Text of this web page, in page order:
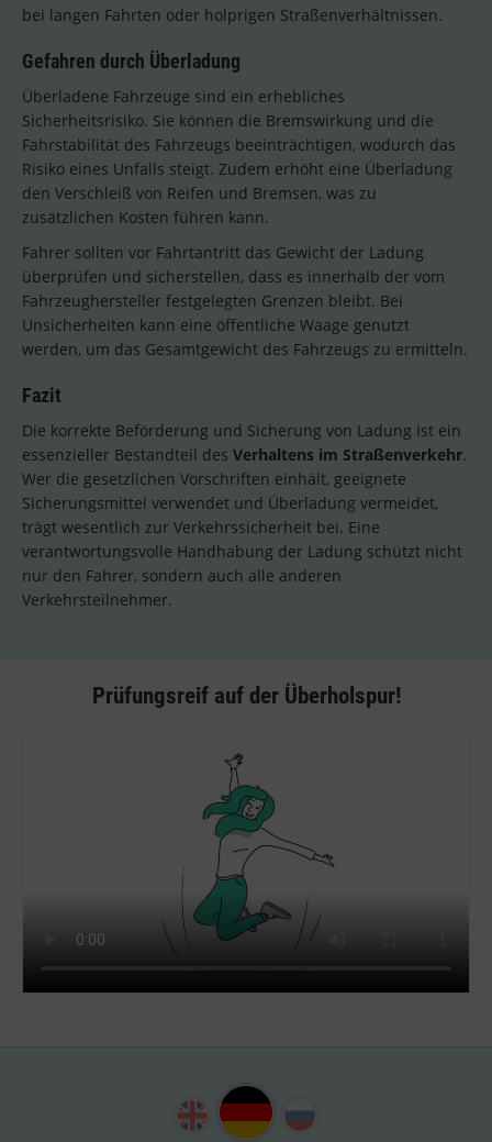
bei langen Fahrten oder holprigen Straßenverhältnissen.
Gefahren durch Überladung
Überladene Fahrzeuge sind ein erhebliches
Sicherheitsrisiko. Sie können die Bremswirkung und die
Fahrstabilität des Fahrzeugs beeinträchtigen, wodurch das
Risiko eines Unfalls steigt. Zudem erhöht eine Überladung
den Verschleiß von Reifen und Bremsen, was zu
zusätzlichen Kosten führen kann.
Fahrer sollten vor Fahrtantritt das Gewicht der Ladung
überprüfen und sicherstellen, dass es innerhalb der vom
Fahrzeughersteller festgelegten Grenzen bleibt. Bei
Unsicherheiten kann eine öffentliche Waage genutzt
werden, um das Gesamtgewicht des Fahrzeugs zu ermitteln.
Fazit
Die korrekte Beförderung und Sicherung von Ladung ist ein
essenzieller Bestandteil des Verhaltens im Straßenverkehr.
Wer die gesetzlichen Vorschriften einhält, geeignete
Sicherungsmittel verwendet und Überladung vermeidet,
trägt wesentlich zur Verkehrssicherheit bei. Eine
verantwortungsvolle Handhabung der Ladung schützt nicht
nur den Fahrer, sondern auch alle anderen
Verkehrsteilnehmer.
Prüfungsreif auf der Überholspur!